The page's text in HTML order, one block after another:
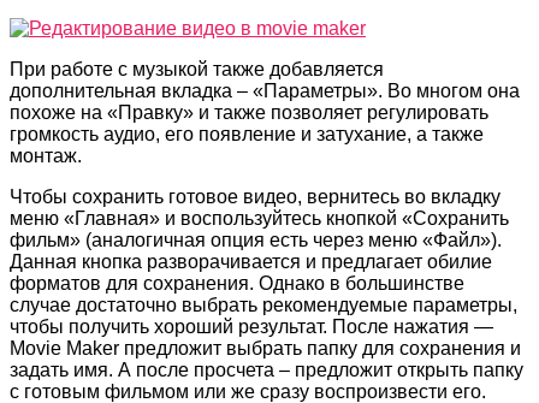
При работе с музыкой также добавляется
дополнительная вкладка – «Параметры». Во многом она
похоже на «Правку» и также позволяет регулировать
громкость аудио, его появление и затухание, а также
монтаж.
Чтобы сохранить готовое видео, вернитесь во вкладку
меню «Главная» и воспользуйтесь кнопкой «Сохранить
фильм» (аналогичная опция есть через меню «Файл»).
Данная кнопка разворачивается и предлагает обилие
форматов для сохранения. Однако в большинстве
случае достаточно выбрать рекомендуемые параметры,
чтобы получить хороший результат. После нажатия —
Movie Maker предложит выбрать папку для сохранения и
задать имя. А после просчета – предложит открыть папку
с готовым фильмом или же сразу воспроизвести его.